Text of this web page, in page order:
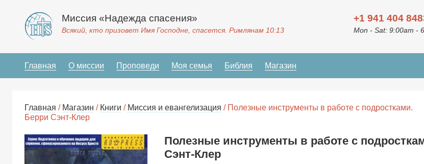
Миссия «Надежда спасения»
Всякий, кто призовет Имя Господне, спасется. Римлянам 10:13
+1 941 404
Mon - Sat: 9:00am -
Главная О миссии Проповеди Моя семья Библия Магазин
Главная / Магазин / Книги / Миссия и евангелизация / Полезные инструменты в работе с подростками.
Берри Сэнт-Клер
Полезные инструменты в работе с
Сэнт-Клер